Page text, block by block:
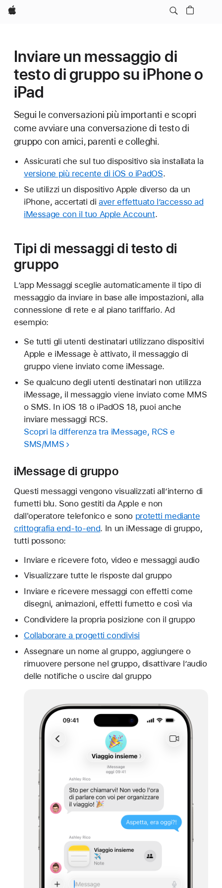
Apple
Inviare un messaggio di
testo di gruppo su iPhone o
iPad
Segui le conversazioni più importanti e scopri
come avviare una conversazione di testo di
gruppo con amici, parenti e colleghi.
Assicurati che sul tuo dispositivo sia installata la
versione più recente di iOS o iPadOS.
Se utilizzi un dispositivo Apple diverso da un
iPhone, accertati diaver effettuato l’accesso ad
iMessage con il tuo Apple Account.
Tipi di messaggi di testo di
gruppo
L’app Messaggi sceglie automaticamente il tipo di
messaggio da inviare in base alle impostazioni, alla
connessione di rete e al piano tariffario. Ad
esempio:
Se tutti gli utenti destinatari utilizzano dispositivi
Apple e iMessage è attivato, il messaggio di
gruppo viene inviato come iMessage.
Se qualcuno degli utenti destinatari non utilizza
iMessage, il messaggio viene inviato come MMS
o SMS. In iOS 18 o iPadOS 18, puoi anche
inviare messaggi RCS.
Scopri la differenza tra iMessage, RCS e
SMS/MMS
iMessage di gruppo
Questi messaggi vengono visualizzati all’interno di
fumetti blu. Sono gestiti da Apple e non
dall'operatore telefonico e sono protetti mediante
crittografia end-to-end. In un iMessage di gruppo,
tutti possono:
Inviare e ricevere foto, video e messaggi audio
Visualizzare tutte le risposte dal gruppo
Inviare e ricevere messaggi con effetti come
disegni, animazioni, effetti fumetto e così via
Condividere la propria posizione con il gruppo
Collaborare a progetti condivisi
Assegnare un nome al gruppo, aggiungere o
rimuovere persone nel gruppo, disattivare l’audio
delle notifiche o uscire dal gruppo